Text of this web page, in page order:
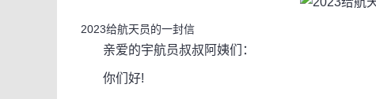
2023给航天员的一封信
亲爱的宇航员叔叔阿姨们：
你们好!